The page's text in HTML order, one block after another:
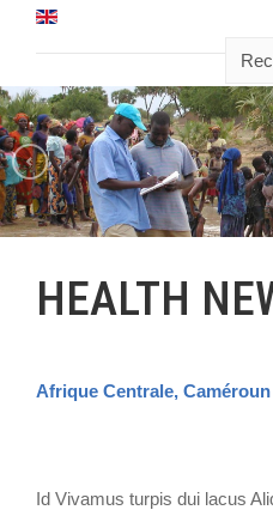
HEALTH
Afrique Centrale, Caméroun
Id Vivamus turpis dui lacus